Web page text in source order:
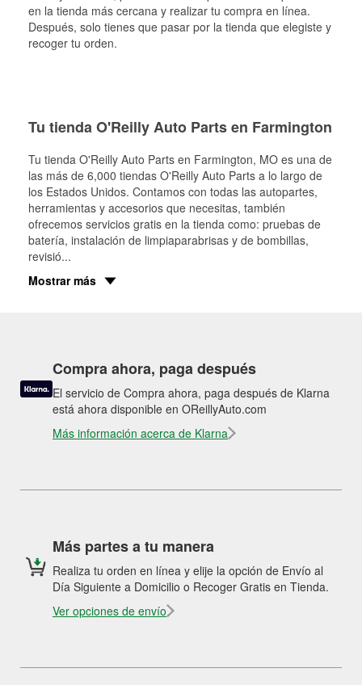
en la tienda más cercana y realizar tu compra en línea.
Después, solo tienes que pasar por la tienda que elegiste y
recoger tu orden.
Tu tienda O'Reilly Auto Parts en Farmington
Tu tienda O'Reilly Auto Parts en Farmington, MO es una de
las más de 6,000 tiendas O'Reilly Auto Parts a lo largo de
los Estados Unidos. Contamos con todas las autopartes,
herramientas y accesorios que necesitas, también
ofrecemos servicios gratis en la tienda como: pruebas de
batería, instalación de limpiaparabrisas y de bombillas,
revisió...
Mostrar más
Compra ahora, paga después
El servicio de Compra ahora, paga después de Klarna
está ahora disponible en OReillyAuto.com
Más información acerca de Klarna
Más partes a tu manera
Realiza tu orden en línea y elije la opción de Envío al
Día Siguiente a Domicilio o Recoger Gratis en Tienda.
Ver opciones de envío